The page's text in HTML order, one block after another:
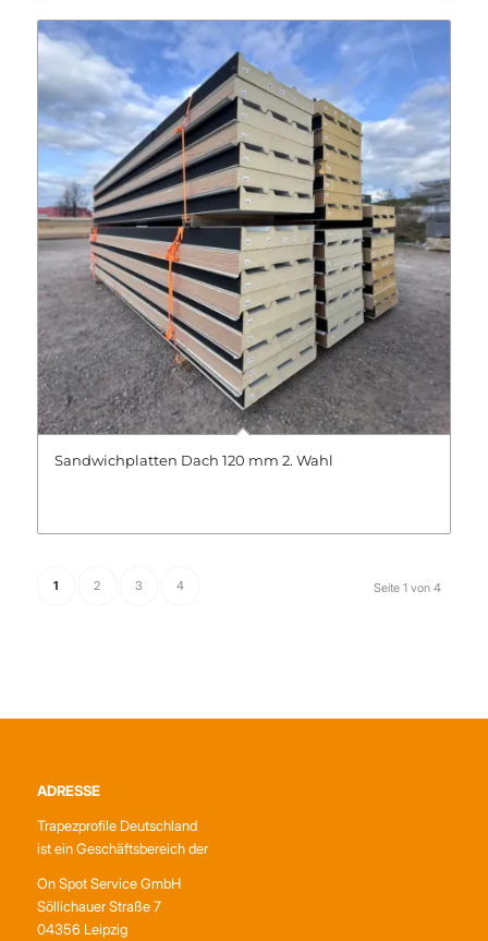
Sandwichplatten Dach 120 mm 2. Wahl
Seite 1 von 4
1 2 3 4
ADRESSE
Trapezprofile Deutschland
ist ein Geschäftsbereich der
On Spot Service GmbH
Söllichauer Straße 7
04356 Leipzig